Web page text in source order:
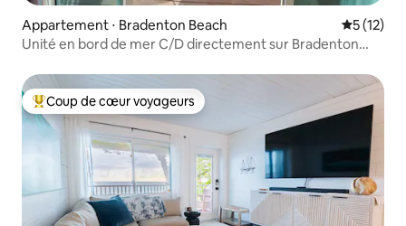
Appartement ⋅ Bradenton Beach
5 (12)
Unité en bord de mer C/D directement sur Bradenton
Coups de cœur voyageurs les plus appréciés
Coup de cœur voyageurs